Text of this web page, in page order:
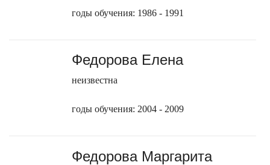
годы обучения: 1986 - 1991
Федорова Елена
неизвестна
годы обучения: 2004 - 2009
Федорова Маргарита